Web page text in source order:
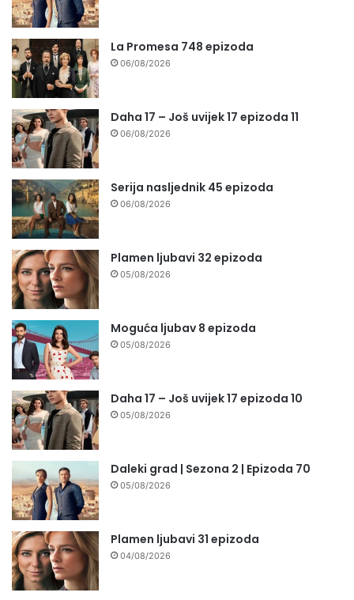
La Promesa 748 epizoda
06/08/2026
Daha 17 – Još uvijek 17 epizoda 11
06/08/2026
Serija nasljednik 45 epizoda
06/08/2026
Plamen ljubavi 32 epizoda
05/08/2026
Moguća ljubav 8 epizoda
05/08/2026
Daha 17 – Još uvijek 17 epizoda 10
05/08/2026
Daleki grad | Sezona 2 | Epizoda 70
05/08/2026
Plamen ljubavi 31 epizoda
04/08/2026